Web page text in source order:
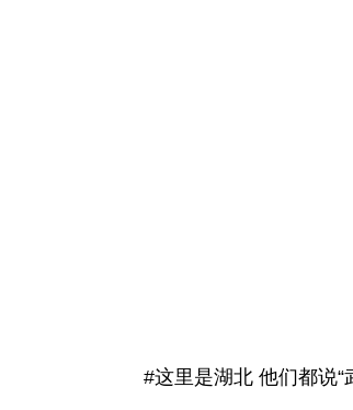
#这里是湖北 他们都说“